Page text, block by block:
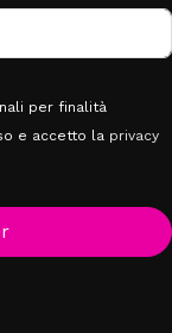
per finalità
e accetto la privacy